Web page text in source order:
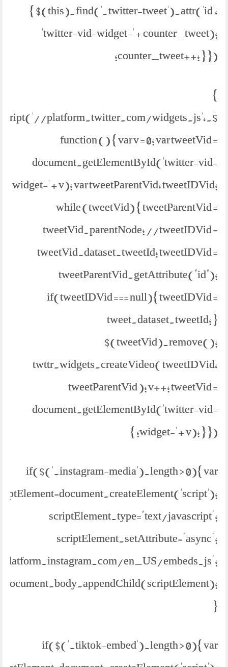
{ $(this).find('.twitter-tweet').attr('id',
'twitter-vid-widget-' + counter_tweet);
counter_tweet++; } });
}
platform.twitter.com/widgets.js',
function () { var v = 0; var tweetVid =
document.getElementById('twitter-vid-
widget-' + v); var tweetParentVid, tweetIDVid;
while (tweetVid) { tweetParentVid =
tweetVid.parentNode; //tweetIDVid =
tweetVid.dataset.tweetId; tweetIDVid =
tweetParentVid.getAttribute("id");
if(tweetIDVid === null){ tweetIDVid =
tweet.dataset.tweetId; }
$(tweetVid).remove();
twttr.widgets.createVideo( tweetIDVid,
tweetParentVid ); v++; tweetVid =
document.getElementById('twitter-vid-
widget-' + v); } }); }
if($('.instagram-media').length > 0){ var
scriptElement.type="text/javascript";
scriptElement.setAttribute="async";
en_US/embeds.js";
document.body.appendChild(scriptElement);
}
if($('.tiktok-embed').length > 0){ var